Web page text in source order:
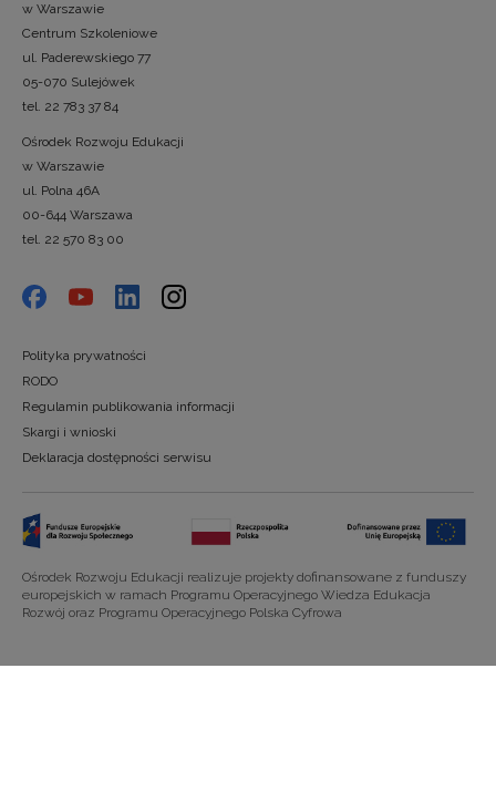
w Warszawie
Centrum Szkoleniowe
ul. Paderewskiego 77
05-070 Sulejówek
tel. 22 783 37 84
Ośrodek Rozwoju Edukacji
w Warszawie
ul. Polna 46A
00-644 Warszawa
tel. 22 570 83 00
Polityka prywatności
RODO
Regulamin publikowania informacji
Skargi i wnioski
Deklaracja dostępności serwisu
Ośrodek Rozwoju Edukacji realizuje projekty dofinansowane z funduszy
europejskich w ramach Programu Operacyjnego Wiedza Edukacja
Rozwój oraz Programu Operacyjnego Polska Cyfrowa